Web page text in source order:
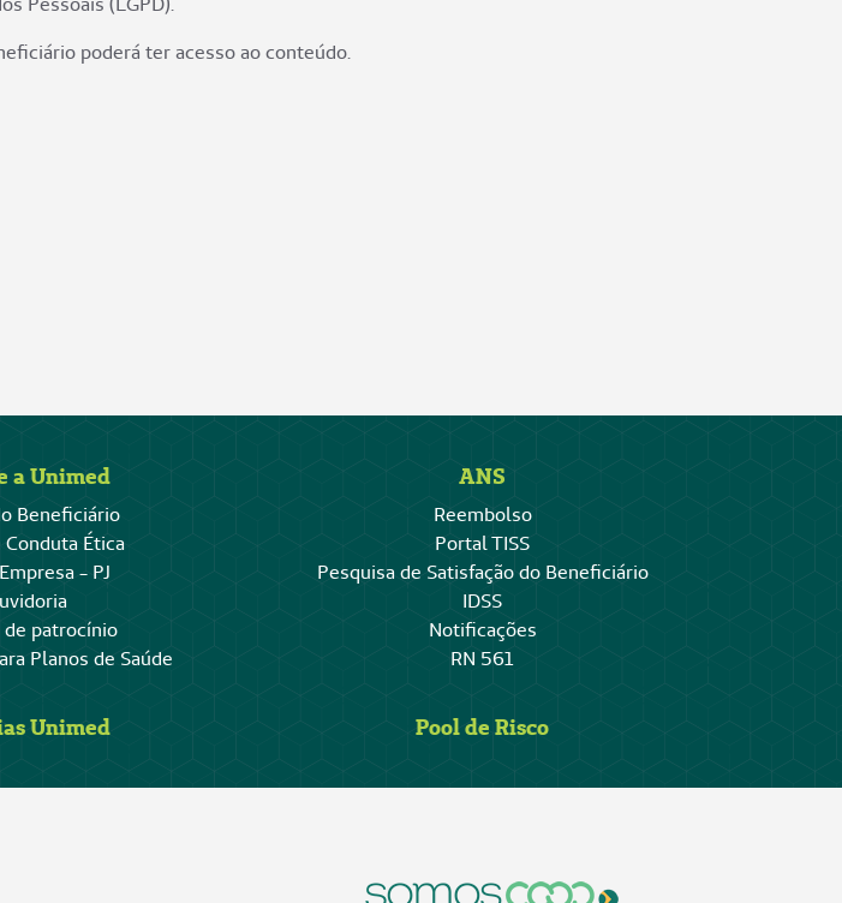
poderá ter acesso ao conteúdo.
a Unimed
Beneficiário
Conduta Ética
- PJ
patrocínio
Planos de Saúde
ANS
Reembolso
Portal TISS
Pesquisa de Satisfação do Beneficiário
IDSS
Notificações
RN 561
Unimed Pool de Risco